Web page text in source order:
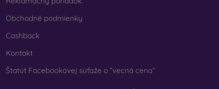
Obchodné podmienky
Cashback
Kontakt
Štatút Facebookovej súťaže o “vecná cena”